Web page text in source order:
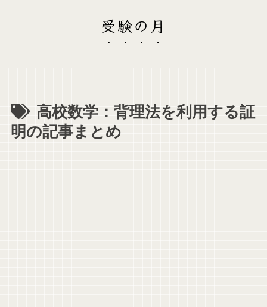
受験の月
高校数学：背理法を利用する証
明の記事まとめ